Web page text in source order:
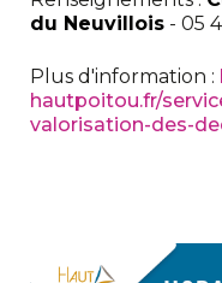
du Neuvillois - 05
Plus d'information :
hautpoitou.fr/
valorisation-des-